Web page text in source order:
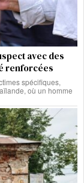
avec des
renforcées
spécifiques,
où un homme